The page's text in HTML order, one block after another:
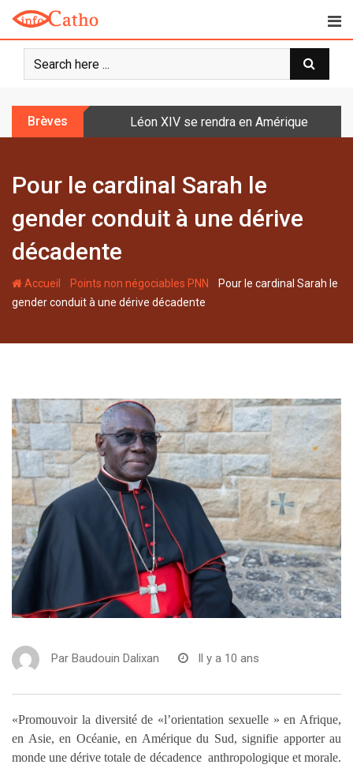
o
Brèves Léon XIV se rendra en Amérique latine à
Pour le cardinal Sarah le
gender conduit à une dérive
décadente
Accueil - Points non négociables PNN - Pour le cardinal Sarah le
gender conduit à une dérive décadente
Par Baudouin Dalixan Il y a 10 ans
«Promouvoir la diversité de «l’orientation sexuelle » en Afrique,
en Asie, en Océanie, en Amérique du Sud, signifie apporter au
monde une dérive totale de décadence anthropologique et morale.